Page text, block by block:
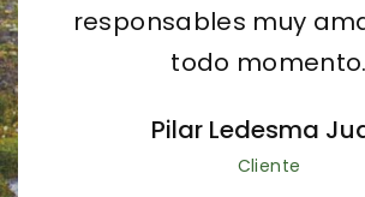
responsables muy
todo momento.
Pilar Ledesma
Cliente